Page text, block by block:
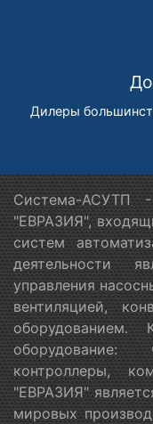
Дилеры
Система-АСУТП
"ЕВРАЗИЯ",
систем
деятельности
управления
вентиляцией,
оборудованием.
оборудование:
контроллеры,
"ЕВРАЗИЯ"
мировых